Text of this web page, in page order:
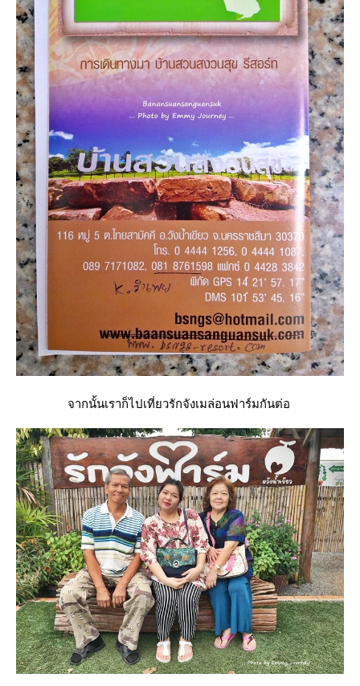
จากนั้นเราก็ไปเที่ยวรักจังเมล่อนฟาร์มกันต่อ